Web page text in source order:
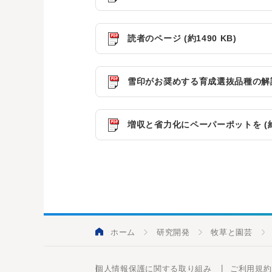
読者のページ (約1490 KB)
雪印がお奨めする育成選抜品種の
増収と省力化にペーパーポットを
ホーム 研究開発 牧草と園芸
個人情報保護に関する取り組み ご利用規約